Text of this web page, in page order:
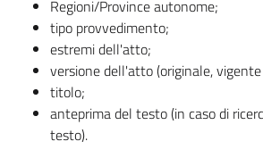
Regioni/Province autonome;
tipo provvedimento;
estremi dell'atto;
versione dell'atto (originale,
titolo;
anteprima del testo (in caso di
testo).